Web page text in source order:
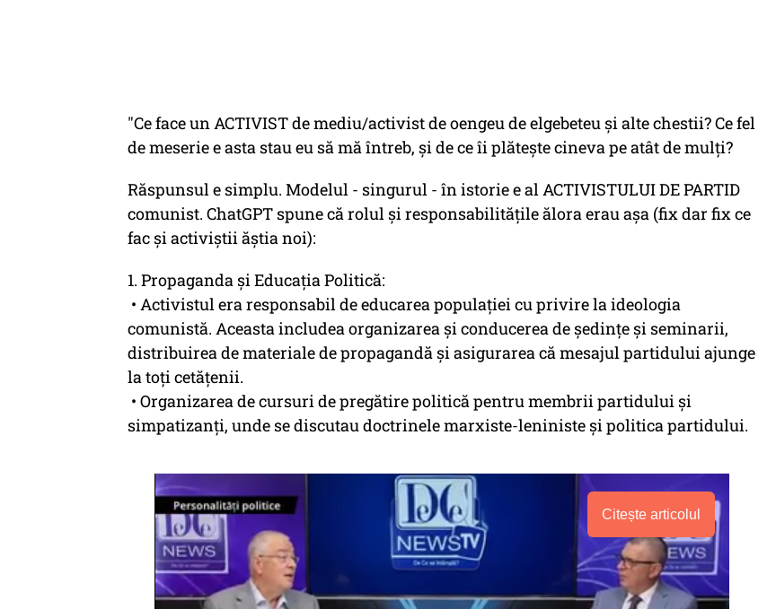
"Ce face un ACTIVIST de mediu/activist de oengeu de elgebeteu și alte chestii? Ce fel
de meserie e asta stau eu să mă întreb, și de ce îi plătește cineva pe atât de mulți?
Răspunsul e simplu. Modelul - singurul - în istorie e al ACTIVISTULUI DE PARTID
comunist. ChatGPT spune că rolul și responsabilitățile ălora erau așa (fix dar fix ce
fac și activiștii ăștia noi):
1. Propaganda și Educația Politică:
• Activistul era responsabil de educarea populației cu privire la ideologia
comunistă. Aceasta includea organizarea și conducerea de ședințe și seminarii,
distribuirea de materiale de propagandă și asigurarea că mesajul partidului ajunge
la toți cetățenii.
• Organizarea de cursuri de pregătire politică pentru membrii partidului și
simpatizanți, unde se discutau doctrinele marxiste-leniniste și politica partidului.
Citește articolul